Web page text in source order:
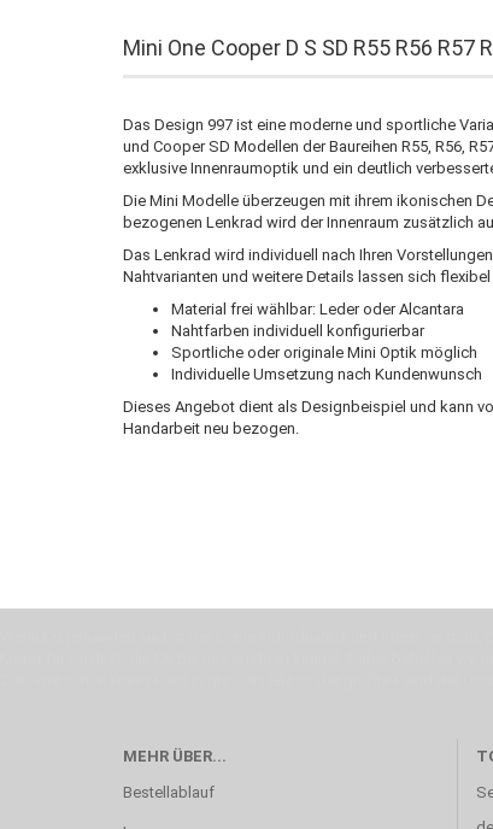
Mini One Cooper D S SD R55 R56
Das Design 997 ist eine moderne und sportliche
und Cooper SD Modellen der Baureihen R55, R56,
exklusive Innenraumoptik und ein deutlich
Die Mini Modelle überzeugen mit ihrem ikonischen
bezogenen Lenkrad wird der Innenraum zusätzlich
Das Lenkrad wird individuell nach Ihren
Nahtvarianten und weitere Details lassen sich
Material frei wählbar: Leder oder Alcantara
Nahtfarben individuell konfigurierbar
Sportliche oder originale Mini Optik möglich
Individuelle Umsetzung nach Kundenwunsch
Dieses Angebot dient als Designbeispiel und kann
Handarbeit neu bezogen.
Wenn Du jemanden suchst der Deine Individualität und Ideen
Motor für Qualität, die Du bei uns erfahren kannst. Dabei behelfen
MEHR ÜBER...
Bestellablauf